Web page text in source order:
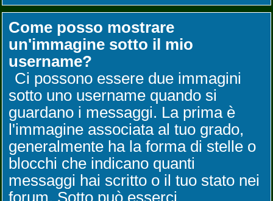
Come posso mostrare
un'immagine sotto il mio
username?
Ci possono essere due immagini
sotto uno username quando si
guardano i messaggi. La prima è
l'immagine associata al tuo grado,
generalmente ha la forma di stelle o
blocchi che indicano quanti
messaggi hai scritto o il tuo stato nei
forum. Sotto può esserci